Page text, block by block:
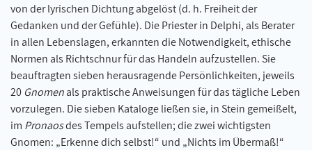
von der lyrischen Dichtung abgelöst (d. h. Freiheit der
Gedanken und der Gefühle). Die Priester in Delphi, als Berater
in allen Lebenslagen, erkannten die Notwendigkeit, ethische
Normen als Richtschnur für das Handeln aufzustellen. Sie
beauftragten sieben herausragende Persönlichkeiten, jeweils
20 Gnomenals praktische Anweisungen für das tägliche Leben
vorzulegen. Die sieben Kataloge ließen sie, in Stein gemeißelt,
im Pronaosdes Tempels aufstellen; die zwei wichtigsten
Gnomen: „Erkenne dich selbst!“ und „Nichts im Übermaß!“